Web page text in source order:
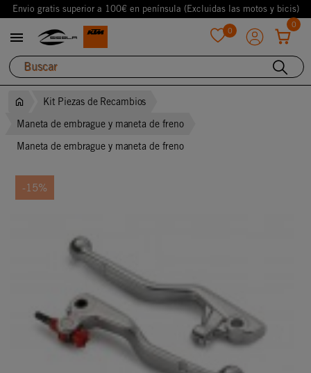
Envio gratis superior a 100€ en península (Excluidas las motos y bicis)
 0
0
Kit Piezas de Recambios
Maneta de embrague y maneta de freno
Maneta de embrague y maneta de freno
-15%